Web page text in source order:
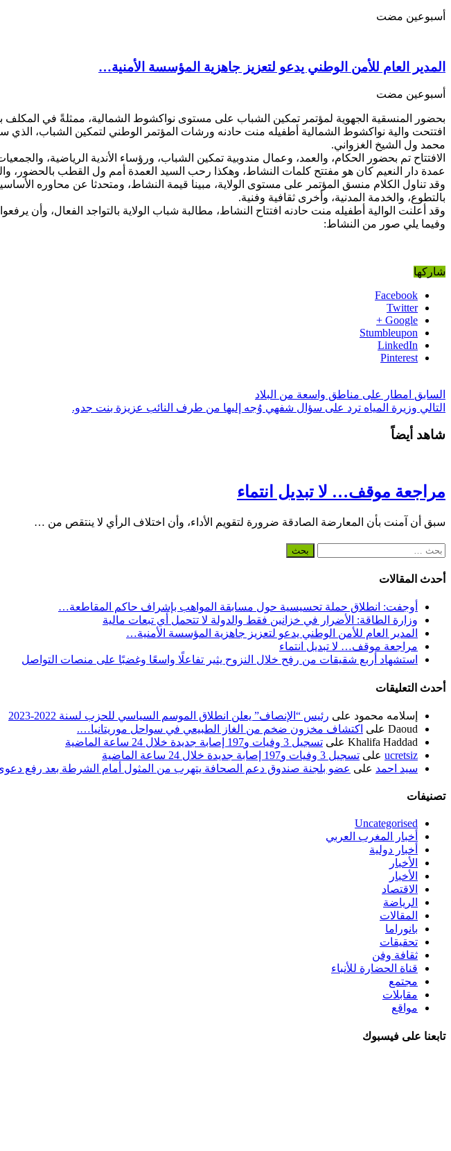
‏أسبوعين مضت
المدير العام للأمن الوطني يدعو لتعزيز جاهزية المؤسسة الأمنية…
‏أسبوعين مضت
بحضور المنسقية الجهوية لمؤتمر تمكين الشباب على مستوى نواكشوط الشمالية، ممثلةً في المكلف
افتتحت والية نواكشوط الشمالية أطفيله منت حادنه ورشات المؤتمر الوطني لتمكين الشباب،
محمد ول الشيخ الغزواني.
الافتتاح تم بحضور الحكام، والعمد، وعمال مندوبية تمكين الشباب، ورؤساء الأندية الرياضية،
عمدة دار النعيم كان هو مفتتح كلمات النشاط، وهكذا رحب السيد العمدة أمم ول القطب بالحضور،
وقد تناول الكلام منسق المؤتمر على مستوى الولاية، مبينا قيمة النشاط، ومتحدثا عن محاوره
بالتطوع، والخدمة المدنية، وأخرى ثقافية وفنية.
وقد أعلنت الوالية أطفيله منت حادنه افتتاح النشاط، مطالبة شباب الولاية بالتواجد الفعال، وأن
وفيما يلي صور من النشاط:
شاركها
Facebook
Twitter
Google +
Stumbleupon
LinkedIn
Pinterest
السابق امطار على مناطق واسعة من البلاد
التالي وزيرة المياه ترد على سؤال شفهي وُجه إليها من طرف النائب عزيزة بنت جدو.
شاهد أيضاً
مراجعة موقف… لا تبديل انتماء
سبق أن آمنت بأن المعارضة الصادقة ضرورة لتقويم الأداء، وأن اختلاف الرأي لا ينتقص من …
البحث
أحدث المقالات
أوجفت: انطلاق حملة تحسيسية حول مسابقة المواهب بإشراف حاكم المقاطعة…
وزارة الطاقة: الأضرار في خزانين فقط والدولة لا تتحمل أي تبعات مالية
المدير العام للأمن الوطني يدعو لتعزيز جاهزية المؤسسة الأمنية…
مراجعة موقف… لا تبديل انتماء
استشهاد أربع شقيقات من رفح خلال النزوح يثير تفاعلًا واسعًا وغضبًا على منصات التواصل
أحدث التعليقات
إسلامه محمود على رئيس “الإنصاف” يعلن انطلاق الموسم السياسي للحزب لسنة 2022-2023
Daoud على اكتشاف مخزون ضخم من الغاز الطبيعي في سواحل موريتانيا….
Khalifa Haddad على تسجيل 3 وفيات و197 إصابة جديدة خلال 24 ساعة الماضية
ucretsiz على تسجيل 3 وفيات و197 إصابة جديدة خلال 24 ساعة الماضية
سيد احمد على عضو بلجنة صندوق دعم الصحافة يتهرب من المثول أمام الشرطة بعد رفع
تصنيفات
Uncategorised
أخبار المغرب العربي
أخبار دولية
الأخبار
الأخبار
الاقتصاد
الرياضة
المقالات
بانوراما
تحقيقات
ثقافة وفن
قناة الحضارة للأنباء
مجتمع
مقابلات
مواقع
تابعنا على فيسبوك